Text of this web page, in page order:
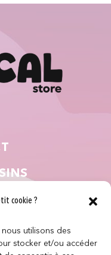
cookie ?
utilisons des
stocker et/ou accéder
?